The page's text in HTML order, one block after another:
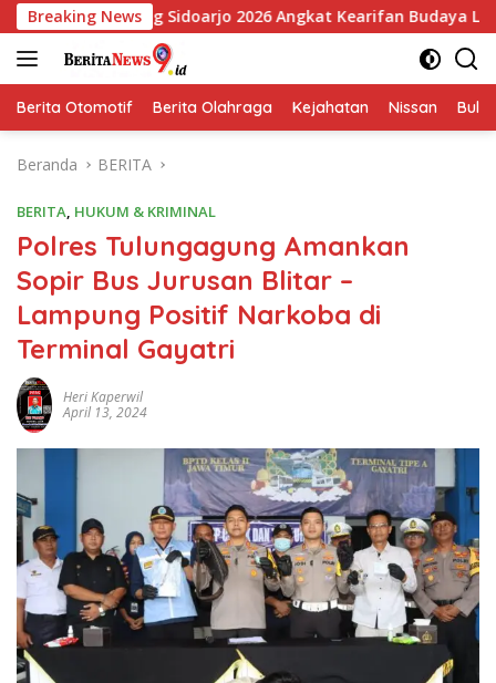
Langsung
ke
konten
Breaking News
Sidoarjo 2026 Angkat Kearifan Budaya Lokal HUT
Berita Otomotif Berita Olahraga Kejahatan Nissan
Beranda BERITA
BERITA, HUKUM & KRIMINAL
Polres Tulungagung Amankan
Sopir Bus Jurusan Blitar –
Lampung Positif Narkoba di
Terminal Gayatri
Heri Kaperwil
April 13, 2024